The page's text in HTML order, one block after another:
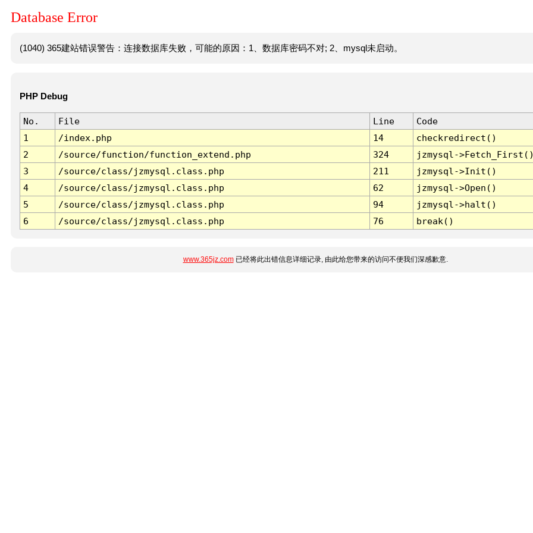
Database Error
(1040) 365建站错误警告：连接数据库失败，可能的原因：1、数据库密码不对; 2、mysql未启动。
PHP Debug
No. File Line
Code
1
/index.php 14
checkredirect()
2
/source/function/function_extend.php 324
jzmysql-
3
/source/class/jzmysql.class.php 211
jzmysql->Init()
4
/source/class/jzmysql.class.php 62
jzmysql->Open()
5
/source/class/jzmysql.class.php 94
jzmysql->halt()
6
/source/class/jzmysql.class.php 76 break()
www.365jz.com已经将此出错信息详细记录, 由此给您带来的访问不便我们深感歉意.